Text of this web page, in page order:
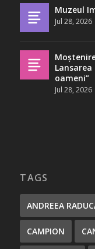
Muzeul
Jul 28, 2026
Lansarea
oameni”
Jul 28, 2026
TAGS
ANDREEA
CAMPION